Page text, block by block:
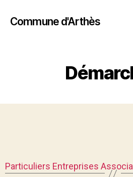
Commune d'Arthès
Particuliers Entreprises